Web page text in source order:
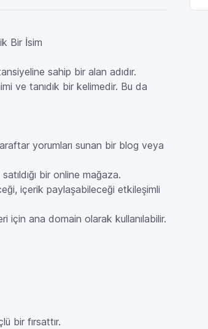
Bir İsim
sahip bir alan adıdır.
ve tanıdık bir kelimedir. Bu da
yorumları sunan bir blog veya
bir online mağaza.
içerik paylaşabileceği etkileşimli
için ana domain olarak kullanılabilir.
bir fırsattır.